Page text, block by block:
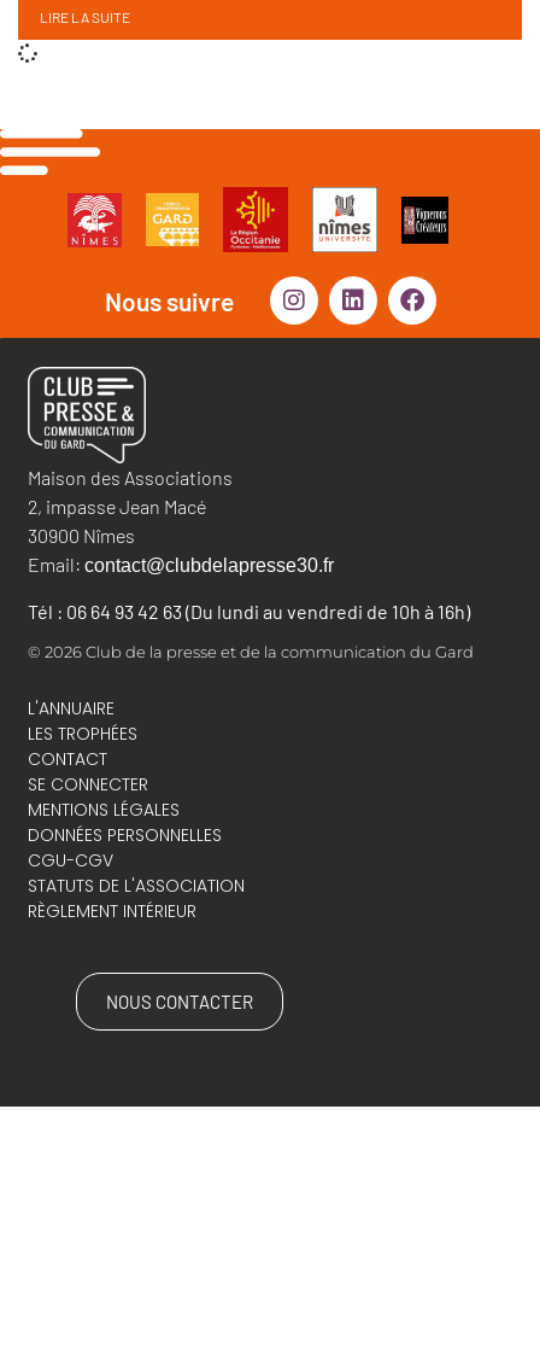
LIRE LA SUITE
Nous suivre
Maison des Associations
2, impasse Jean Macé
30900 Nîmes
Email: contact@clubdelapresse30.fr
Tél : 06 64 93 42 63 (Du lundi au vendredi de 10h à 16h)
© 2026 Club de la presse et de la communication du Gard
L'ANNUAIRE
LES TROPHÉES
CONTACT
SE CONNECTER
MENTIONS LÉGALES
DONNÉES PERSONNELLES
CGU-CGV
STATUTS DE L'ASSOCIATION
RÈGLEMENT INTÉRIEUR
NOUS CONTACTER